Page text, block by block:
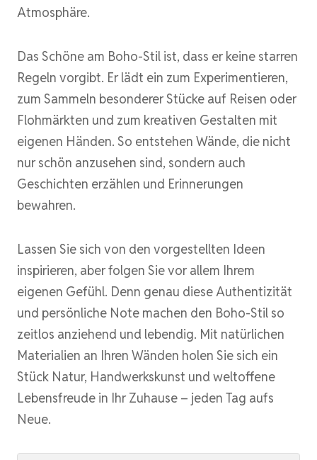
Atmosphäre.
Das Schöne am Boho-Stil ist, dass er keine starren
Regeln vorgibt. Er lädt ein zum Experimentieren,
zum Sammeln besonderer Stücke auf Reisen oder
Flohmärkten und zum kreativen Gestalten mit
eigenen Händen. So entstehen Wände, die nicht
nur schön anzusehen sind, sondern auch
Geschichten erzählen und Erinnerungen
bewahren.
Lassen Sie sich von den vorgestellten Ideen
inspirieren, aber folgen Sie vor allem Ihrem
eigenen Gefühl. Denn genau diese Authentizität
und persönliche Note machen den Boho-Stil so
zeitlos anziehend und lebendig. Mit natürlichen
Materialien an Ihren Wänden holen Sie sich ein
Stück Natur, Handwerkskunst und weltoffene
Lebensfreude in Ihr Zuhause – jeden Tag aufs
Neue.